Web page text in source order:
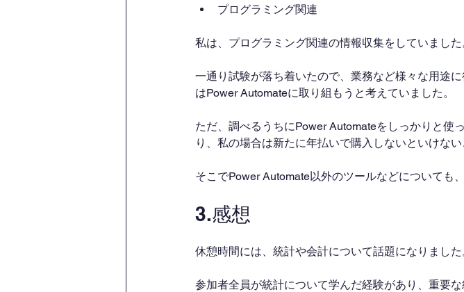
プログラミング関連
私は、プログラミング関連の情報収集をしていました
一通り試験が落ち着いたので、業務など様々な用途
はPower Automateに取り組もうと考えていました。
ただ、調べるうちにPower Automateをしっかりと使
り、私の場合は新たに年払いで購入しないといけない
そこでPower Automate以外のツールなどについても
3.感想
休憩時間には、統計や会計について話題になりました
参加者全員が統計について学んだ経験があり、重要